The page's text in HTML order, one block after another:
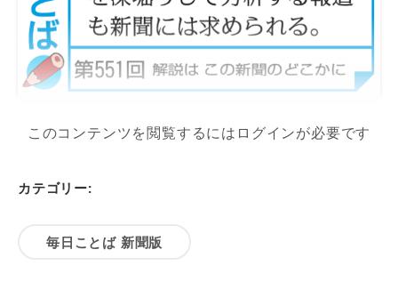
このコンテンツを閲覧するにはログインが必要です
カテゴリー:
毎日ことば 新聞版